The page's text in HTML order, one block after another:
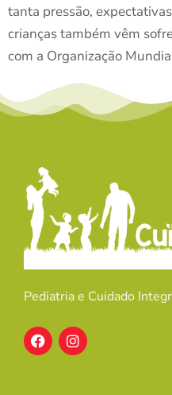
tanta pressão,
crianças também vêm
com a Organização
Pediatria e Cuidado